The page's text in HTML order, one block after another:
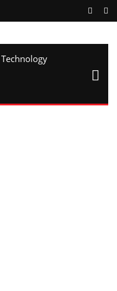
Technology